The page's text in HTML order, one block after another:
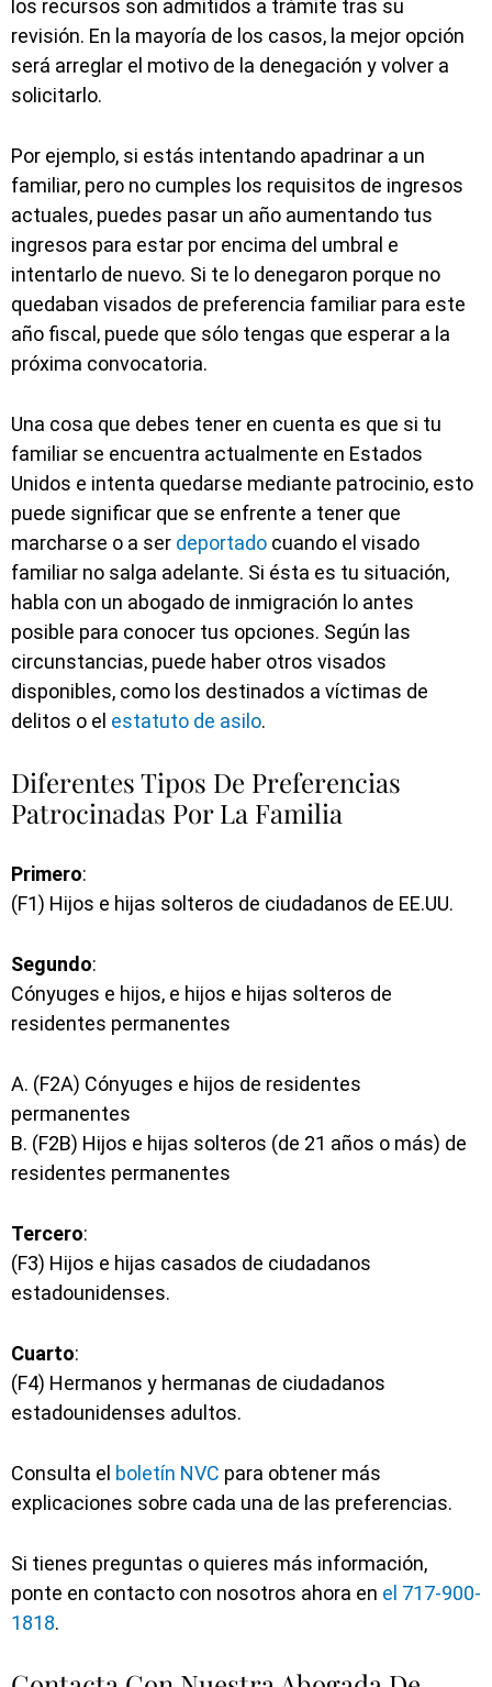
los recursos son admitidos a trámite tras su
revisión. En la mayoría de los casos, la mejor opción
será arreglar el motivo de la denegación y volver a
solicitarlo.
Por ejemplo, si estás intentando apadrinar a un
familiar, pero no cumples los requisitos de ingresos
actuales, puedes pasar un año aumentando tus
ingresos para estar por encima del umbral e
intentarlo de nuevo. Si te lo denegaron porque no
quedaban visados de preferencia familiar para este
año fiscal, puede que sólo tengas que esperar a la
próxima convocatoria.
Una cosa que debes tener en cuenta es que si tu
familiar se encuentra actualmente en Estados
Unidos e intenta quedarse mediante patrocinio, esto
puede significar que se enfrente a tener que
marcharse o a ser deportado cuando el visado
familiar no salga adelante. Si ésta es tu situación,
habla con un abogado de inmigración lo antes
posible para conocer tus opciones. Según las
circunstancias, puede haber otros visados
disponibles, como los destinados a víctimas de
delitos o el estatuto de asilo.
Diferentes Tipos De Preferencias
Patrocinadas Por La Familia
Primero:
(F1) Hijos e hijas solteros de ciudadanos de EE.UU.
Segundo:
Cónyuges e hijos, e hijos e hijas solteros de
residentes permanentes
A. (F2A) Cónyuges e hijos de residentes
permanentes
B. (F2B) Hijos e hijas solteros (de 21 años o más) de
residentes permanentes
Tercero:
(F3) Hijos e hijas casados de ciudadanos
estadounidenses.
Cuarto:
(F4) Hermanos y hermanas de ciudadanos
estadounidenses adultos.
Consulta el boletín NVC para obtener más
explicaciones sobre cada una de las preferencias.
Si tienes preguntas o quieres más información,
ponte en contacto con nosotros ahora en el 717-900-
1818.